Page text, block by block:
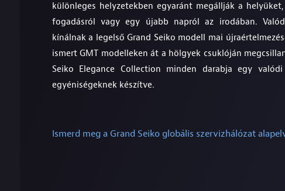
különleges helyzetekben egyaránt megállják a
fogadásról vagy egy újabb napról az irodában.
kínálnak a legelső Grand Seiko modell mai
ismert GMT modelleken át a hölgyek csuklóján
Seiko Elegance Collection minden darabja egy
egyéniségeknek készítve.
Ismerd meg a Grand Seiko globális szervizhálózat